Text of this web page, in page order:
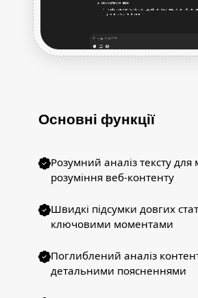
Основні функції
Розумний аналіз тексту для
розуміння веб-контенту
Швидкі підсумки довгих
ключовими моментами
Поглиблений аналіз
детальними поясненнями